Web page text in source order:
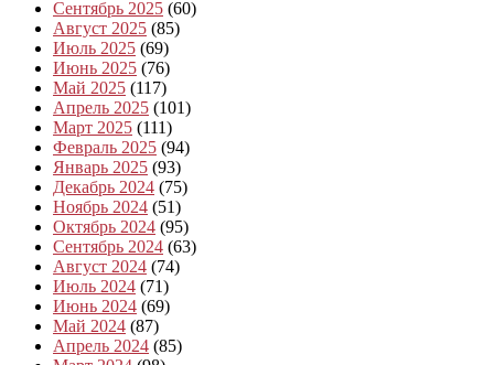
Сентябрь 2025 (60)
Август 2025 (85)
Июль 2025 (69)
Июнь 2025 (76)
Май 2025 (117)
Апрель 2025 (101)
Март 2025 (111)
Февраль 2025 (94)
Январь 2025 (93)
Декабрь 2024 (75)
Ноябрь 2024 (51)
Октябрь 2024 (95)
Сентябрь 2024 (63)
Август 2024 (74)
Июль 2024 (71)
Июнь 2024 (69)
Май 2024 (87)
Апрель 2024 (85)